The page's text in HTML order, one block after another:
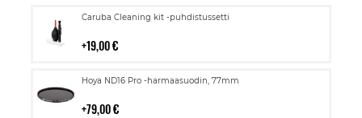
Caruba Cleaning kit -puhdistussetti
19,00 €
Lisää
Hoya ND16 Pro -harmaasuodin, 77mm
79,00 €
Lisää